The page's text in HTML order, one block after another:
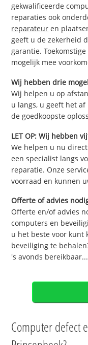
gekwalificeerde
reparaties ook
reparateur en
geeft u de zekerheid
garantie.
mogelijk mee
Wij hebben drie
Wij helpen u op
u langs, u geeft het
de goedkoopste
LET OP: Wij hebben
We helpen u nu
een specialist langs
reparatie. Onze
voorraad en kunnen
Offerte of advies
Offerte en/of advies
computers en
u het beste voor kunt
beveiliging te
's avonds bereikbaar...
Computer defect